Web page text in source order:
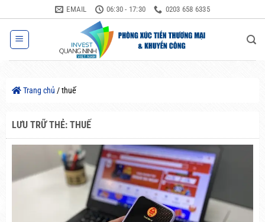
qua
nội
dung
EMAIL 06:30 - 17:30 0203 658 6335
Trang chủ /thuế
LƯU TRỮ THẺ: THUẾ